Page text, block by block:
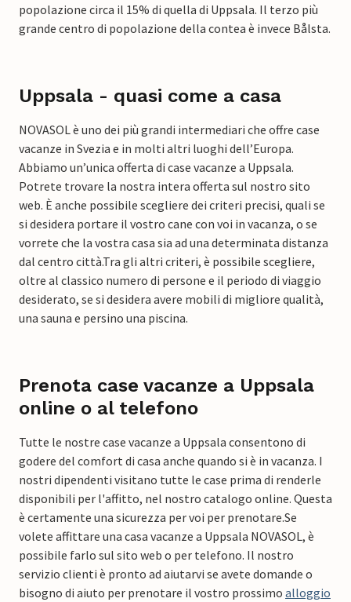
popolazione circa il 15% di quella di Uppsala. Il terzo più
grande centro di popolazione della contea è invece Bålsta.
Uppsala - quasi come a casa
NOVASOL è uno dei più grandi intermediari che offre case
vacanze in Svezia e in molti altri luoghi dell’Europa.
Abbiamo un’unica offerta di case vacanze a Uppsala.
Potrete trovare la nostra intera offerta sul nostro sito
web. È anche possibile scegliere dei criteri precisi, quali se
si desidera portare il vostro cane con voi in vacanza, o se
vorrete che la vostra casa sia ad una determinata distanza
dal centro città.Tra gli altri criteri, è possibile scegliere,
oltre al classico numero di persone e il periodo di viaggio
desiderato, se si desidera avere mobili di migliore qualità,
una sauna e persino una piscina.
Prenota case vacanze a Uppsala
online o al telefono
Tutte le nostre case vacanze a Uppsala consentono di
godere del comfort di casa anche quando si è in vacanza. I
nostri dipendenti visitano tutte le case prima di renderle
disponibili per l'affitto, nel nostro catalogo online. Questa
è certamente una sicurezza per voi per prenotare.Se
volete affittare una casa vacanze a Uppsala NOVASOL, è
possibile farlo sul sito web o per telefono. Il nostro
servizio clienti è pronto ad aiutarvi se avete domande o
bisogno di aiuto per prenotare il vostro prossimo alloggio